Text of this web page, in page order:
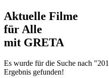
Aktuelle Filme
für Alle
mit GRETA
Es wurde für die Suche nach
Ergebnis gefunden!